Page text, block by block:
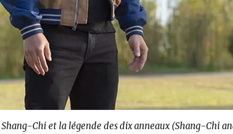
Shang-Chi et la légende des dix anneaux (Shang-Chi